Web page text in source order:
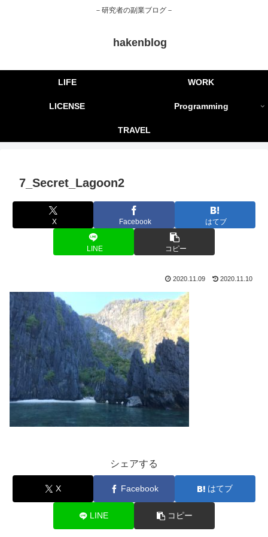
－研究者の副業ブログ－
hakenblog
LIFE WORK
LICENSE Programming
TRAVEL
7_Secret_Lagoon2
X Facebook はてブ
LINE コピー
2020.11.09 2020.11.10
シェアする
X Facebook はてブ
LINE コピー